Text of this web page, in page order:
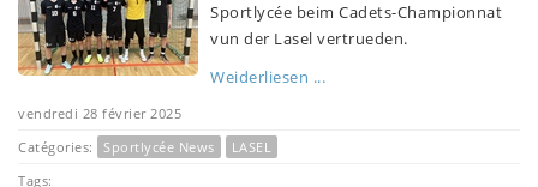
Sportlycée beim Cadets-Championnat
vun der Lasel vertrueden.
Weiderliesen ...
vendredi 28 février 2025
Catégories:
Sportlycée News
LASEL
Tags: